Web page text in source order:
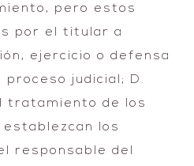
pero estos
por el titular a
ejercicio o defensa
proceso judicial; D.
tratamiento de los
los
responsable del